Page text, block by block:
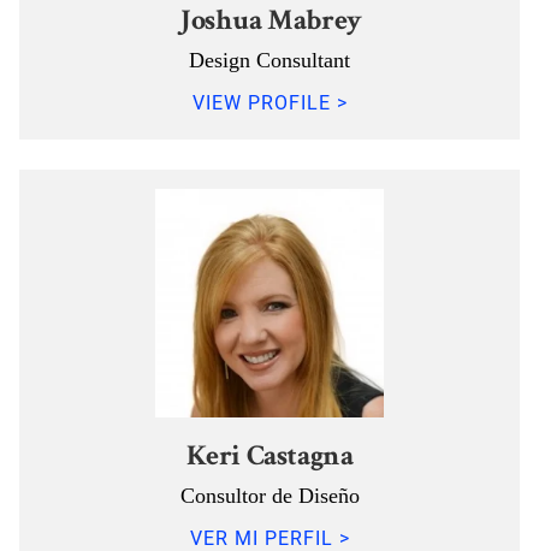
Joshua Mabrey
Design Consultant
VIEW PROFILE >
Keri Castagna
Consultor de Diseño
VER MI PERFIL >